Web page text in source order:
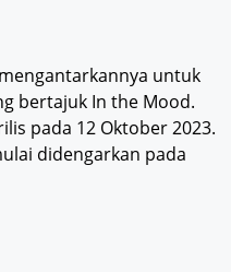
untuk
bertajuk In the Mood.
pada 12 Oktober 2023.
didengarkan pada